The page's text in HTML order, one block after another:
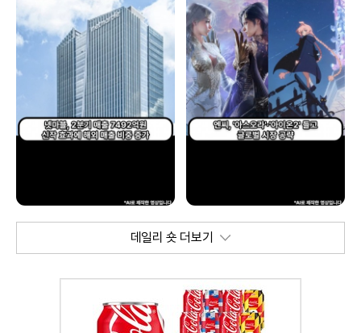
데일리 숏 더보기